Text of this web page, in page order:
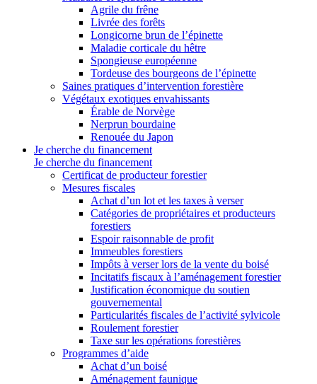
Agrile du frêne
Livrée des forêts
Longicorne brun de l’épinette
Maladie corticale du hêtre
Spongieuse européenne
Tordeuse des bourgeons de l’épinette
Saines pratiques d’intervention forestière
Végétaux exotiques envahissants
Érable de Norvège
Nerprun bourdaine
Renouée du Japon
Je cherche du financement
Je cherche du financement
Certificat de producteur forestier
Mesures fiscales
Achat d’un lot et les taxes à verser
Catégories de propriétaires et producteurs
forestiers
Espoir raisonnable de profit
Immeubles forestiers
Impôts à verser lors de la vente du boisé
Incitatifs fiscaux à l’aménagement forestier
Justification économique du soutien
gouvernemental
Particularités fiscales de l’activité sylvicole
Roulement forestier
Taxe sur les opérations forestières
Programmes d’aide
Achat d’un boisé
Aménagement faunique